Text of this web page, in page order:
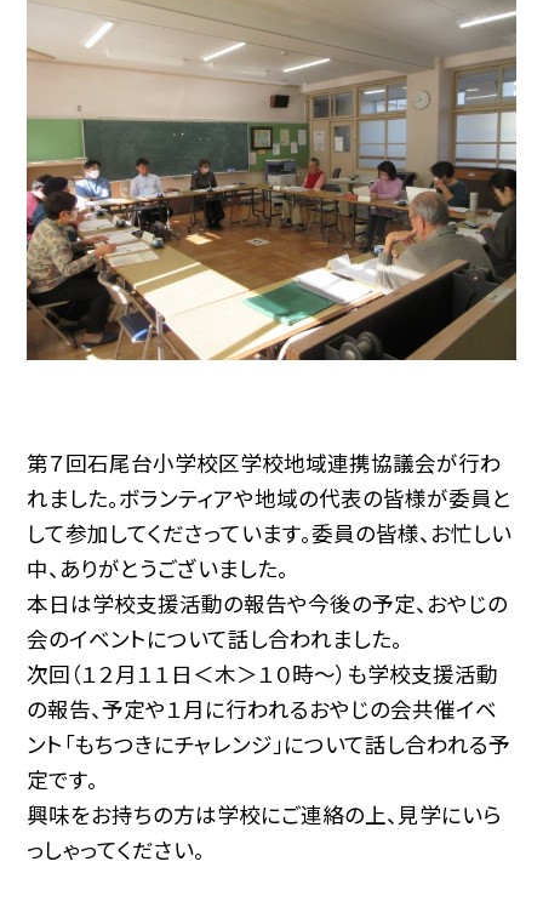
第７回石尾台小学校区学校地域連携協議会が行わ
れました。ボランティアや地域の代表の皆様が委員と
して参加してくださっています。委員の皆様、お忙しい
中、ありがとうございました。
本日は学校支援活動の報告や今後の予定、おやじの
会のイベントについて話し合われました。
次回（１２月１１日＜木＞１０時～）も学校支援活動
の報告、予定や１月に行われるおやじの会共催イベ
ント「もちつきにチャレンジ」について話し合われる予
定です。
興味をお持ちの方は学校にご連絡の上、見学にいら
っしゃってください。